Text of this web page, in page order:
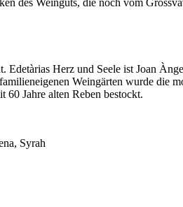
des Weinguts, die noch vom
Herz und Seele ist Joan
Weingärten wurde die
60 Jahre alten Reben bestockt.
Syrah